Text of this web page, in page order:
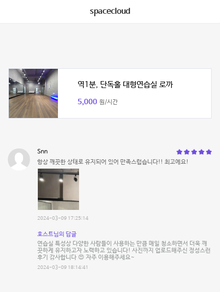
spacecloud
역1분, 단독홀 대형연습실 로까
5,000 원/시간
Snn
항상 깨끗한 상태로 유지되어 있어 만족스럽습니다!! 최고에요!
2024-03-09 17:25:14
호스트님의 답글
연습실 특성상 다양한 사람들이 사용하는 만큼 매일 청소하면서 더욱 깨
끗하게 유지하고자 노력하고 있습니다! 사진까지 업로드해주신 정성스런
후기 감사합니다 😍 자주 이용해주세요~
2024-03-09 18:14:41